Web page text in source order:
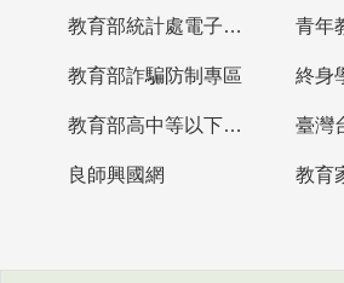
教育部統計處電子書櫃
教育部詐騙防制專區 終身
教育部高中等以下學校及幼兒園教師資格檢定考試
良師興國網
教育